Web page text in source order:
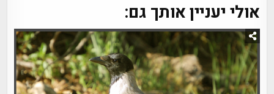
אולי יעניין אותך גם: